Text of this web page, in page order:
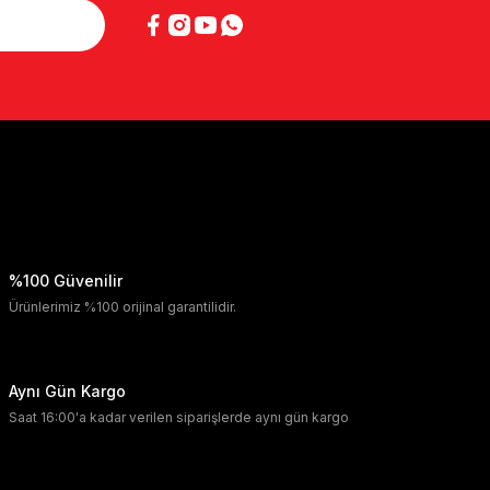
%100 Güvenilir
Ürünlerimiz %100 orijinal garantilidir.
Aynı Gün Kargo
Saat 16:00'a kadar verilen siparişlerde aynı gün kargo